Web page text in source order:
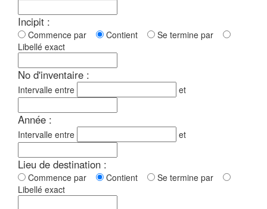
Incipit :
Commence par Contient
Se termine par
Libellé exact
No d'inventaire :
Intervalle entre et
Année :
Intervalle entre et
Lieu de destination :
Commence par Contient
Se termine par
Libellé exact